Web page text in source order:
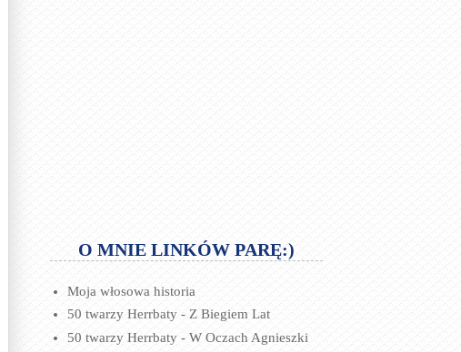
O MNIE LINKÓW PARĘ:)
Moja włosowa historia
50 twarzy Herrbaty - Z Biegiem Lat
50 twarzy Herrbaty - W Oczach Agnieszki